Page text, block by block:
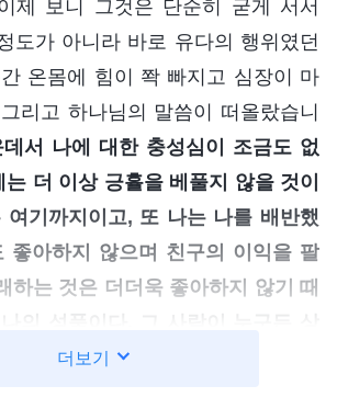
제 보니 그것은 단순히 굳게 서서
도가 아니라 바로 유다의 행위였던
온몸에 힘이 쫙 빠지고 심장이 마
리고 하나님의 말씀이 떠올랐습니
서 나에 대한 충성심이 조금도 없
더 이상 긍휼을 베풀지 않을 것이
여기까지이고, 또 나는 나를 배반했
좋아하지 않으며 친구의 이익을 팔
하는 것은 더더욱 좋아하지 않기 때
ㆍ1권 하나님의 현현과 사역ㆍ너는 종
더보기